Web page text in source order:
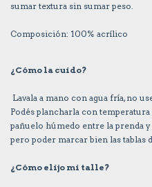
sumar textura sin sumar peso.
Composición: 100% acrílico
¿Cómo la cuido?
Lavala a mano con agua fría, no
Podés plancharla con
pañuelo húmedo entre la prenda y
pero poder marcar bien las tablas
¿Cómo elijo mi talle?